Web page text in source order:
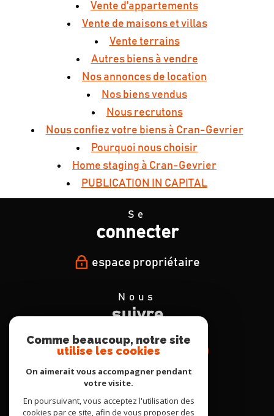
Vente d'appartements
Vente de maisons et villas
Vente terrains
Autres biens à vendre
Nos annonces de location
Nos biens vendus
Nous recrutons
Nous confiez votre biens à Cran-Gevrier
Pourquoi nous choisir
Home staging à Cran-Gevrier
PUBLICATION IN CAPITAL
Se
connecter
espace propriétaire
Nous
suivre
adhérons
Comme beaucoup, notre site
utilise les cookies
On aimerait vous accompagner pendant
votre visite.
En poursuivant, vous acceptez l'utilisation des
cookies par ce site, afin de vous proposer des